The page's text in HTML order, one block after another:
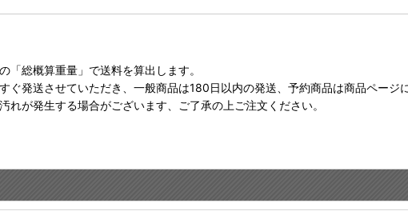
総概算重量」で送料を算出します。
ぐ発送させていただき、一般商品は180日以内の発送、予約商品は商品ページ
が発生する場合がございます、ご了承の上ご注文ください。